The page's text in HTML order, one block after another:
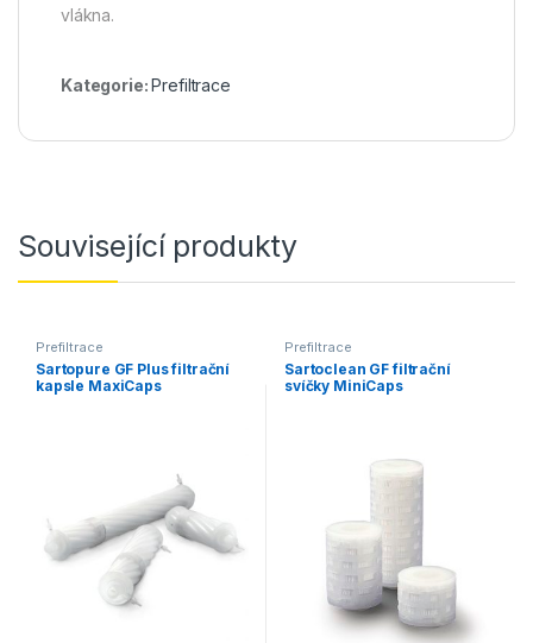
vlákna.
Kategorie:Prefiltrace
Související produkty
Prefiltrace
Sartopure GF Plus filtrační
kapsle MaxiCaps
Prefiltrace
Sartoclean GF filtrační
svíčky MiniCaps